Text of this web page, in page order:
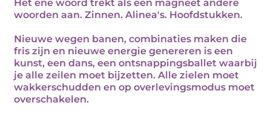
Het ene woord trekt als een magneet andere
woorden aan. Zinnen. Alinea's. Hoofdstukken.
Nieuwe wegen banen, combinaties maken die
fris zijn en nieuwe energie genereren is een
kunst, een dans, een ontsnappingsballet waarbij
je alle zeilen moet bijzetten. Alle zielen moet
wakkerschudden en op overlevingsmodus moet
overschakelen.